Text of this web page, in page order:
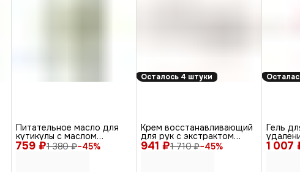
759 ₽1 380 ₽−45%
Питательное масло для
кутикулы с маслом
авокадо и витамином E,
50 мл
Осталось 4 штуки
941 ₽1 710 ₽−45%
Крем восстанавливающий
для рук с экстрактом
облепихи и витамином F,
150 мл
1 007
Гель
Cuticle